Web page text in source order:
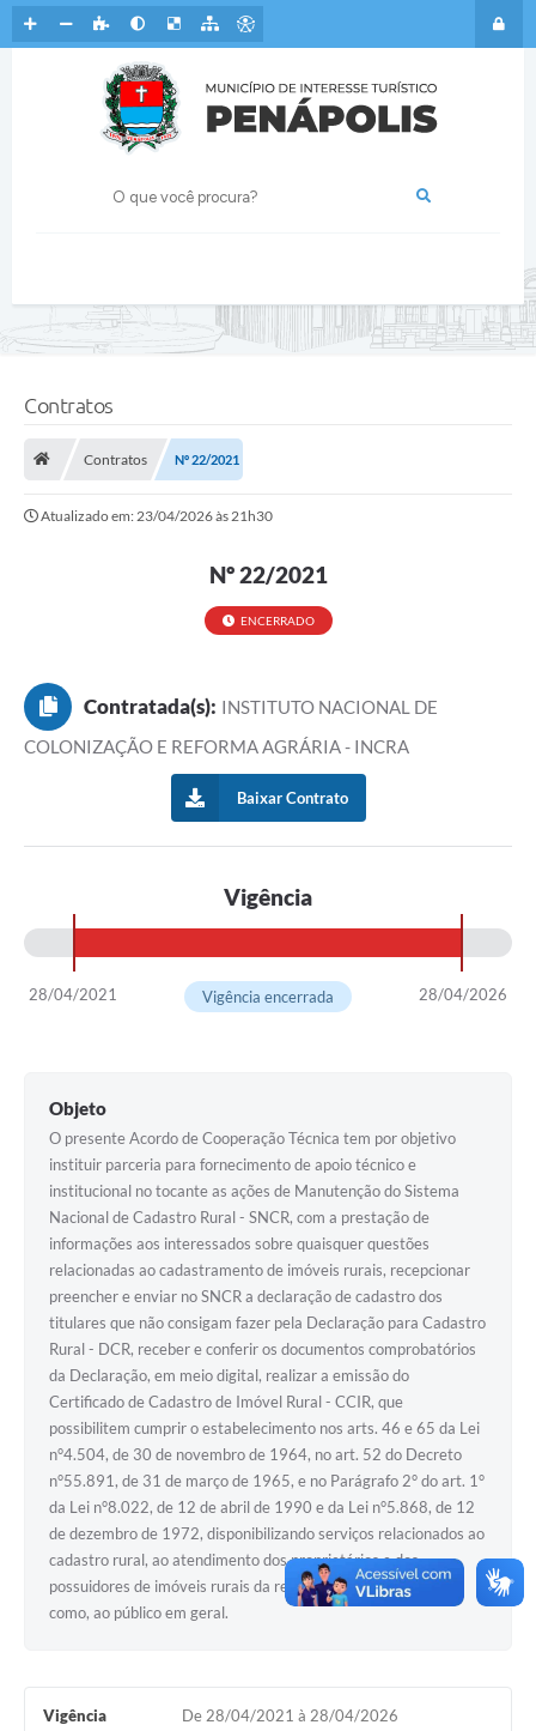
Contratos
Contratos Nº 22/2021
Atualizado em: 23/04/2026 às 21h30
Nº 22/2021
ENCERRADO
Contratada(s): INSTITUTO NACIONAL DE
COLONIZAÇÃO E REFORMA AGRÁRIA - INCRA
Baixar Contrato
Vigência
28/04/2021 28/04/2026
Vigência encerrada
Objeto
O presente Acordo de Cooperação Técnica tem por objetivo
instituir parceria para fornecimento de apoio técnico e
institucional no tocante as ações de Manutenção do Sistema
Nacional de Cadastro Rural - SNCR, com a prestação de
informações aos interessados sobre quaisquer questões
relacionadas ao cadastramento de imóveis rurais, recepcionar
preencher e enviar no SNCR a declaração de cadastro dos
titulares que não consigam fazer pela Declaração para Cadastro
Rural - DCR, receber e conferir os documentos comprobatórios
da Declaração, em meio digital, realizar a emissão do
Certificado de Cadastro de Imóvel Rural - CCIR, que
possibilitem cumprir o estabelecimento nos arts. 46 e 65 da Lei
n°4.504, de 30 de novembro de 1964, no art. 52 do Decreto
n°55.891, de 31 de março de 1965, e no Parágrafo 2° do art. 1°
da Lei n°8.022, de 12 de abril de 1990 e da Lei n°5.868, de 12
de dezembro de 1972, disponibilizando serviços relacionados ao
cadastro rural, ao atendimento dos proprietários e dos
possuidores de imóveis rurais da região ou no município, bem
como, ao público em geral.
Vigência De 28/04/2021 à 28/04/2026